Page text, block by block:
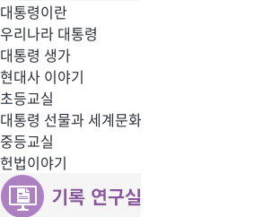
대통령이란
우리나라 대통령
대통령 생가
현대사 이야기
초등교실
대통령 선물과 세계문화
중등교실
헌법이야기